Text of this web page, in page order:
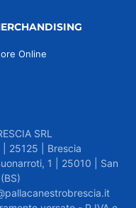
Online
SRL
| 25125 | Brescia
1 | 25010 | San